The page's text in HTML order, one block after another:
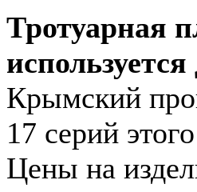
Тротуарная
Крымский
17 серий
Цены на